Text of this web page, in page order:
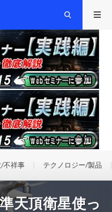
不祥事 テクノロジー/製品
天頂衛星使っ